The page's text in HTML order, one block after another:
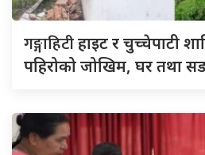
गङ्गाहिटीहाइट र चुच्चेपाटी
पहिरोको जोखिम, घर तथा